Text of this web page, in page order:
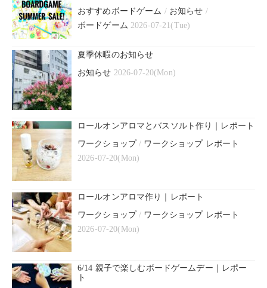
おすすめボードゲーム / お知らせ /
ボードゲーム 2026-07-21(Tue)
夏季休暇のお知らせ
お知らせ 2026-07-20(Mon)
ロールオンアロマとバスソルト作り｜レポート
ワークショップ/ ワークショップ レポート
2026-07-20(Mon)
ロールオンアロマ作り｜レポート
ワークショップ/ ワークショップ レポート
2026-07-20(Mon)
6/14 親子で楽しむボードゲームデー｜レポー
ト